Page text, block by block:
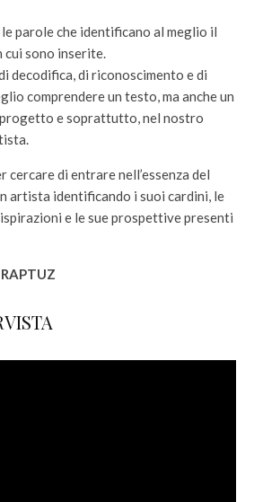
parole che identificano al meglio il
sono inserite.
decodifica, di riconoscimento e di
comprendere un testo, ma anche un
progetto e soprattutto, nel nostro
cercare di entrare nell’essenza del
artista identificando i suoi cardini, le
e le sue prospettive presenti
RAPTUZ